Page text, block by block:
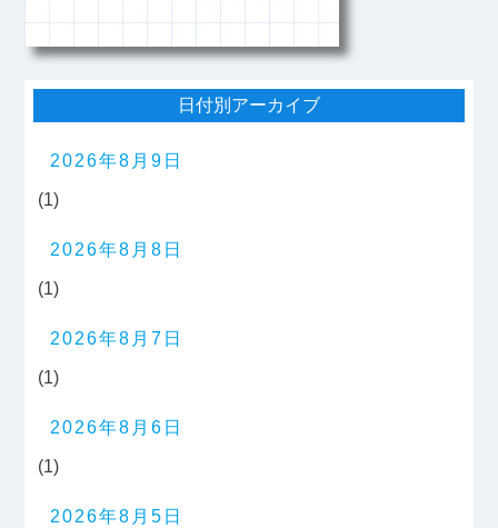
日付別アーカイブ
2026年8月9日
(1)
2026年8月8日
(1)
2026年8月7日
(1)
2026年8月6日
(1)
2026年8月5日